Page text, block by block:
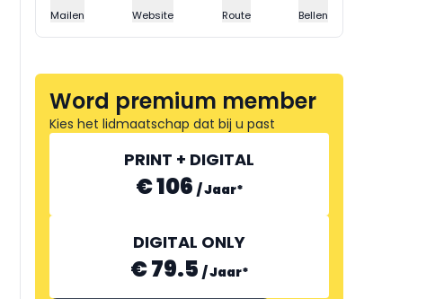
Mailen Website Route Bellen
Word premium member
Kies het lidmaatschap dat bij u past
PRINT + DIGITAL
€ 106 /Jaar*
DIGITAL ONLY
€ 79.5 /Jaar*